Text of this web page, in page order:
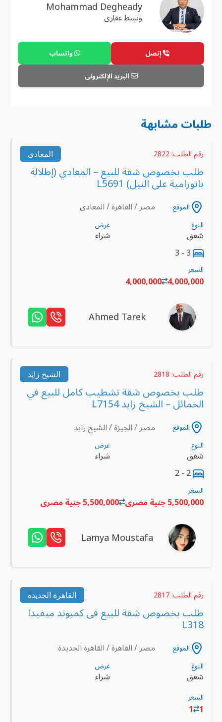
Mohammad Degheady
وسيط عقارى
إتصل واتساب
البريد الإلكترونى
طلبات مشابهة
رقم الطلب: 2822 المعادى
طلب بخصوص شقة للبيع – المعادي (إطلالة
بانورامية على النيل) L5691
الموقع مصر / القاهرة / المعادى
النوع
شقق
غرض
شراء
السعر
4,000,000
4,000,000
Ahmed Tarek
رقم الطلب: 2818 الشيخ زايد
طلب بخصوص شقة تشطيب كامل للبيع في
الخمائل – الشيخ زايد L7154
الموقع مصر / الجيزة / الشيخ زايد
النوع
شقق
غرض
شراء
2 - 2
السعر
5,500,000 جنية مصرى 5,500,000 جنية مصرى
Lamya Moustafa
رقم الطلب: 2817 القاهرة الجديدة
طلب بخصوص شقة للبيع فى كمبوند ميفيدا
L318
الموقع مصر / القاهرة / القاهرة الجديدة
النوع
شقق
غرض
شراء
السعر
1
1